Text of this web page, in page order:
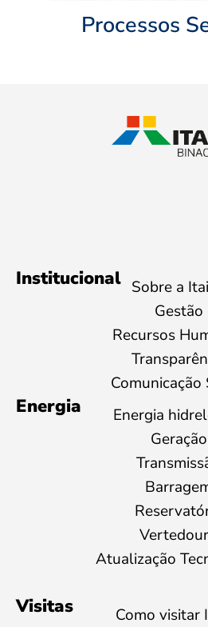
Processos
Institucional Sobre a
Gestão
Recursos
Comunicação
Energia
Energia
Geração
Atualização
Visitas
Como visitar